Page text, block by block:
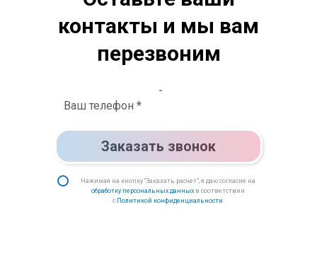
контакты и мы вам
перезвоним
Заказать звонок
Нажимая на кнопку “Заказать расчет”, я даю согласие на
обработку персональных данныхв соответствии
с Политикой конфиденциальности